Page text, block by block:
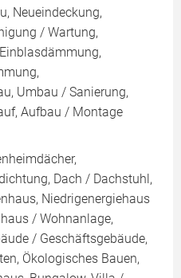
Neueindeckung,
/ Wartung,
Umbau / Sanierung,
Aufbau / Montage
Dach / Dachstuhl,
Niedrigenergiehaus
/ Wohnanlage,
/ Geschäftsgebäude,
Ökologisches Bauen,